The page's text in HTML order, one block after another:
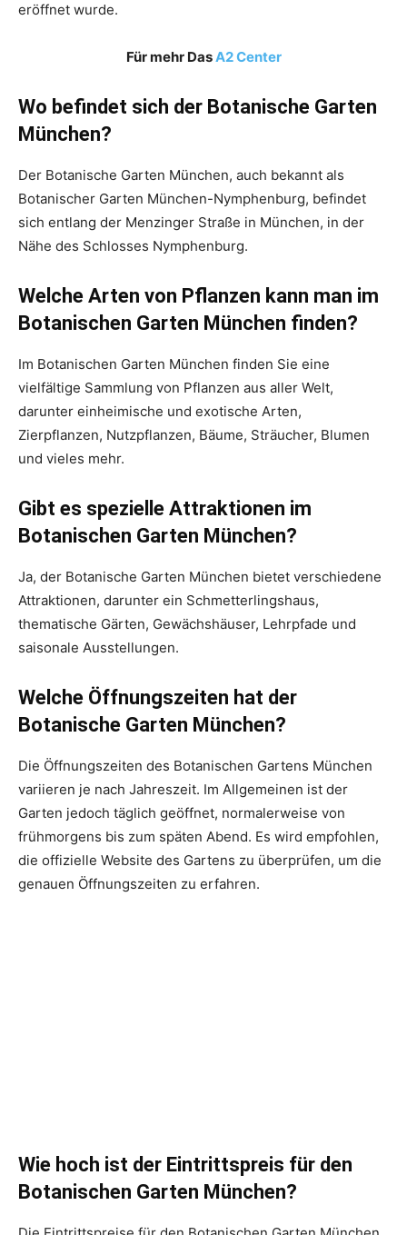
eröffnet wurde.
Für mehr DasA2 Center
Wo befindet sich der Botanische Garten
München?
Der Botanische Garten München, auch bekannt als
Botanischer Garten München-Nymphenburg, befindet
sich entlang der Menzinger Straße in München, in der
Nähe des Schlosses Nymphenburg.
Welche Arten von Pflanzen kann man im
Botanischen Garten München finden?
Im Botanischen Garten München finden Sie eine
vielfältige Sammlung von Pflanzen aus aller Welt,
darunter einheimische und exotische Arten,
Zierpflanzen, Nutzpflanzen, Bäume, Sträucher, Blumen
und vieles mehr.
Gibt es spezielle Attraktionen im
Botanischen Garten München?
Ja, der Botanische Garten München bietet verschiedene
Attraktionen, darunter ein Schmetterlingshaus,
thematische Gärten, Gewächshäuser, Lehrpfade und
saisonale Ausstellungen.
Welche Öffnungszeiten hat der
Botanische Garten München?
Die Öffnungszeiten des Botanischen Gartens München
variieren je nach Jahreszeit. Im Allgemeinen ist der
Garten jedoch täglich geöffnet, normalerweise von
frühmorgens bis zum späten Abend. Es wird empfohlen,
die offizielle Website des Gartens zu überprüfen, um die
genauen Öffnungszeiten zu erfahren.
Wie hoch ist der Eintrittspreis für den
Botanischen Garten München?